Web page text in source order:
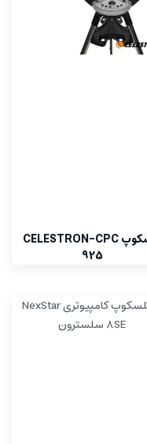
تلسکوپ CELESTRON-CPC
925